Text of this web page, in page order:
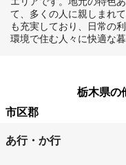
て、多くの人に親しまれ
も充実しており、日常の
環境で住む人々に快適な
栃木県の
市区郡
あ行・か行